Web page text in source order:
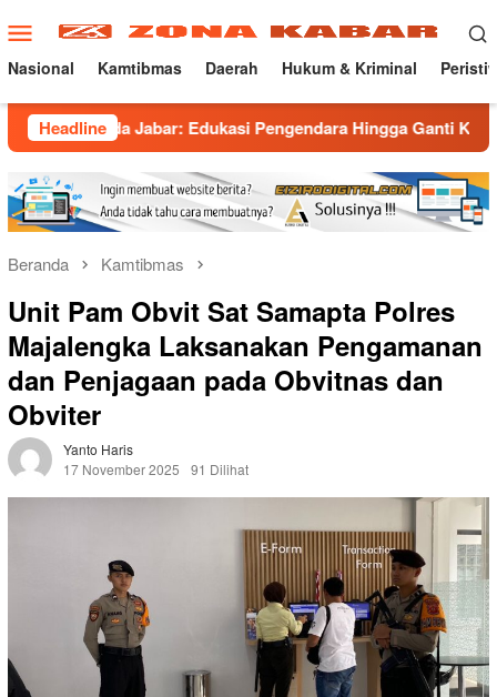
ke
konten
Menu
Mobile
Nasional Kamtibmas Daerah Hukum & Kriminal
Headline
Edukasi Pengendara Hingga Ganti Knalpot Sukarela
Beranda Kamtibmas
Unit Pam Obvit Sat Samapta Polres
Majalengka Laksanakan Pengamanan
dan Penjagaan pada Obvitnas dan
Obviter
Yanto Haris
17 November 2025
91 Dilihat